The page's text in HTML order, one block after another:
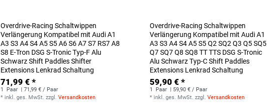
Overdrive-Racing Schaltwippen
Verlängerung Kompatibel mit Audi A1
A3 S3 A4 S4 A5 S5 A6 S6 A7 S7 RS7 A8
S8 E-Tron DSG S-Tronic Typ-F Alu
Schwarz Shift Paddles Shifter
Extensions Lenkrad Schaltung
71,99 € *
1 Paar
| 71,99 € / Paar
* inkl. ges. MwSt. zzgl.Versandkosten
Overdrive-Racing Schaltwippen
Verlängerung Kompatibel mit Audi A1
A3 S3 A4 S4 A5 S5 Q2 SQ2 Q3 Q5 SQ5
Q7 SQ7 Q8 SQ8 TT TTS DSG S-Tronic
Alu Schwarz Typ-C Shift Paddles
Extensions Lenkrad Schaltung
59,90 € *
1 Paar
| 59,90 € / Paar
* inkl. ges. MwSt. zzgl.Versandkosten